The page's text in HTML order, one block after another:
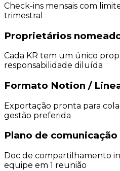
Check-ins mensais com
trimestral
Proprietários
Cada KR tem um único
responsabilidade diluída
Formato Notion /
Exportação pronta para
gestão preferida
Plano de comunicação
Doc de compartilhamento
equipe em 1 reunião